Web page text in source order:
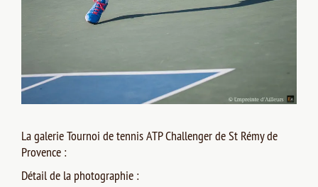
La galerie Tournoi de tennis ATP Challenger de St Rémy de
Provence :
Détail de la photographie :